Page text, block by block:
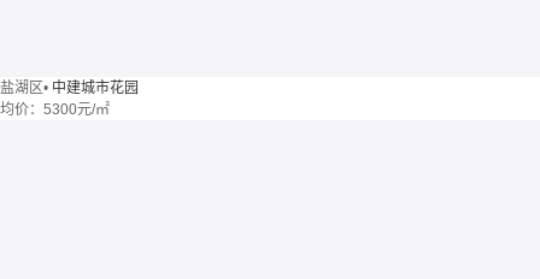
盐湖区• 中建城市花园
均价： 5300元/㎡